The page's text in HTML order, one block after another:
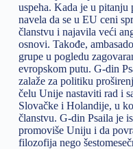
uspeha. Kada je u pitanju
navela da se u EU ceni
članstvu i najavila veći
osnovi. Takođe,
grupe u pogledu
evropskom putu. G-din
zalaže za politiku
čelu Unije nastaviti rad i
Slovačke i Holandije, u
članstvu. G-din Psaila je
promoviše Uniju i da
filozofija nego